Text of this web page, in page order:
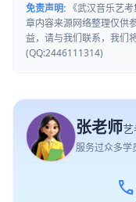
免责声明: 《武汉音乐艺
章内容来源网络整理仅供
益，请与我们联系，我们
(QQ:2446111314)
张老师
服务过众多学
call